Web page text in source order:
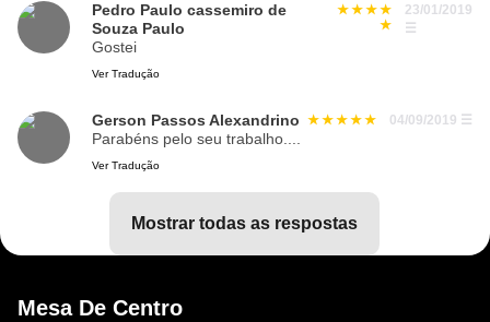
Pedro Paulo cassemiro de
Souza Paulo
23/01/2019
☰
Gostei
Ver Tradução
Gerson Passos Alexandrino 04/09/2019 ☰
Parabéns pelo seu trabalho....
Ver Tradução
mostrar todas as respostas
Mesa De Centro